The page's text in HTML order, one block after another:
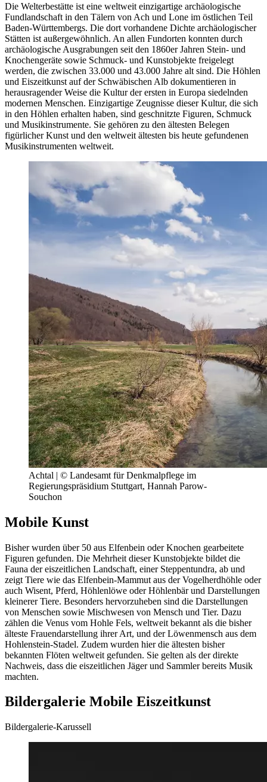
Die Welterbestätte ist eine weltweit einzigartige archäologische
Fundlandschaft in den Tälern von Ach und Lone im östlichen Teil
Baden-Württembergs. Die dort vorhandene Dichte archäologischer
Stätten ist außergewöhnlich. An allen Fundorten konnten durch
archäologische Ausgrabungen seit den 1860er Jahren Stein- und
Knochengeräte sowie Schmuck- und Kunstobjekte freigelegt
werden, die zwischen 33.000 und 43.000 Jahre alt sind. Die Höhlen
und Eiszeitkunst auf der Schwäbischen Alb dokumentieren in
herausragender Weise die Kultur der ersten in Europa siedelnden
modernen Menschen. Einzigartige Zeugnisse dieser Kultur, die sich
in den Höhlen erhalten haben, sind geschnitzte Figuren, Schmuck
und Musikinstrumente. Sie gehören zu den ältesten Belegen
figürlicher Kunst und den weltweit ältesten bis heute gefundenen
Musikinstrumenten weltweit.
Achtal | © Landesamt für Denkmalpflege im
Regierungspräsidium Stuttgart, Hannah Parow-
Souchon
Mobile Kunst
Bisher wurden über 50 aus Elfenbein oder Knochen gearbeitete
Figuren gefunden. Die Mehrheit dieser Kunstobjekte bildet die
Fauna der eiszeitlichen Landschaft, einer Steppentundra, ab und
zeigt Tiere wie das Elfenbein-Mammut aus der Vogelherdhöhle oder
auch Wisent, Pferd, Höhlenlöwe oder Höhlenbär und Darstellungen
kleinerer Tiere. Besonders hervorzuheben sind die Darstellungen
von Menschen sowie Mischwesen von Mensch und Tier. Dazu
zählen die Venus vom Hohle Fels, weltweit bekannt als die bisher
älteste Frauendarstellung ihrer Art, und der Löwenmensch aus dem
Hohlenstein-Stadel. Zudem wurden hier die ältesten bisher
bekannten Flöten weltweit gefunden. Sie gelten als der direkte
Nachweis, dass die eiszeitlichen Jäger und Sammler bereits Musik
machten.
Bildergalerie Mobile Eiszeitkunst
Bildergalerie-Karussell